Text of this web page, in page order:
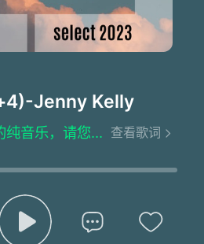
-Jenny Kelly
此歌曲为没有填词的纯音乐，请您欣赏 查看歌词